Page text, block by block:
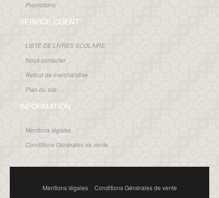
Promotions
SERVICE CLIENT
LISTE DE LIVRES SCOLAIRE
Nous contacter
Retour de marchandise
Plan du site
INFORMATION
Mentions légales
Conditions Générales de vente
Mentions légales Conditions Générales de vente